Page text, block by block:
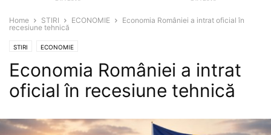
Home STIRI ECONOMIE
Economia României a intrat oficial în
recesiune tehnică
STIRI ECONOMIE
Economia României a intrat
oficial în recesiune tehnică